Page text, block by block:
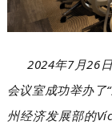
2024年7月26
会议室成功举办了“
州经济发展部的